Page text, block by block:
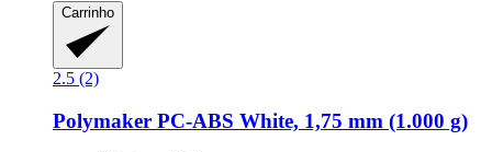
Carrinho
2.5 (2)
Polymaker PC-​ABS White, 1,75 mm (1.000 g)